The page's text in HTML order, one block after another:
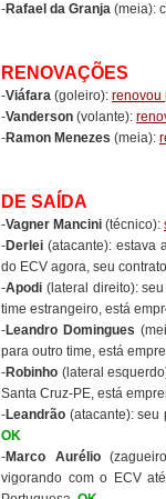
-Rafael da Granja (meia):
RENOVAÇÕES
-Viáfara (goleiro): renovou
-Vanderson (volante):
-Ramon Menezes (meia):
DE SAÍDA
-Vagner Mancini (técnico):
-Derlei (atacante): estava
do ECV agora, seu
-Apodi (lateral direito):
time estrangeiro, está
-Leandro Domingues
para outro time, está
-Robinho (lateral
Santa Cruz-PE, está
-Leandrão (atacante): seu
OK
-Marco Aurélio
vigorando com o ECV